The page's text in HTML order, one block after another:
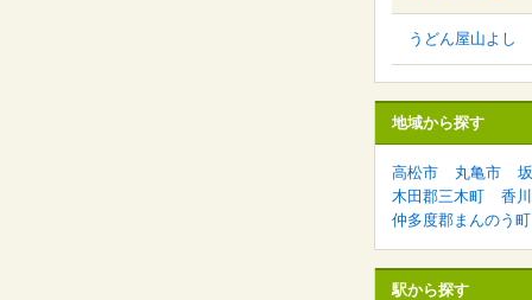
うどん屋山よし
地域から探す
高松市 丸亀市
木田郡三木町
香
仲多度郡まんのう町
駅から探す